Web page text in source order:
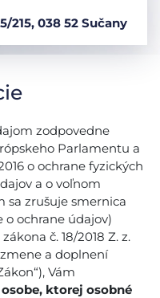
215, 038 52 Sučany
zodpovedne
Parlamentu a
o ochrane fyzických
a o voľnom
sa zrušuje smernica
o ochrane údajov)
č. 18/2018 Z. z.
a doplnení
Vám
ktorej osobné